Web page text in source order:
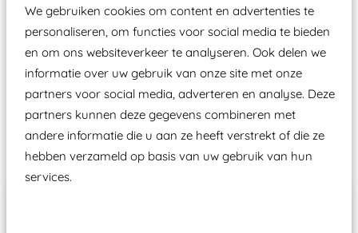
We gebruiken cookies om content en advertenties te
personaliseren, om functies voor social media te bieden
en om ons websiteverkeer te analyseren. Ook delen we
informatie over uw gebruik van onze site met onze
partners voor social media, adverteren en analyse. Deze
partners kunnen deze gegevens combineren met
andere informatie die u aan ze heeft verstrekt of die ze
hebben verzameld op basis van uw gebruik van hun
services.
Wij ook speeltoestellen kunnen laten keuren zodat
ze toch binnen het Warenwetbesluit Attractie- en
Speeltoestellen vallen?
Past er goed bij